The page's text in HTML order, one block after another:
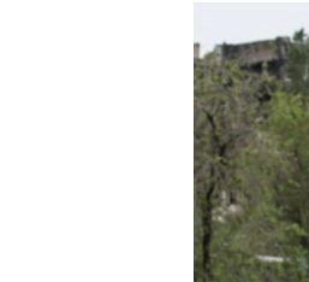
ПОДПИШИТЕСЬ НА РАССЫЛКУ